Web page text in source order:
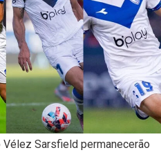
Sarsfield permanecerão